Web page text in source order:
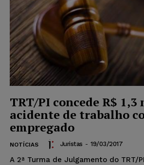
TRT/PI concede R$
acidente de trabalho
empregado
NOTÍCIAS Juristas - 19/03/2017
A 2ª Turma de Julgamento do TRT/